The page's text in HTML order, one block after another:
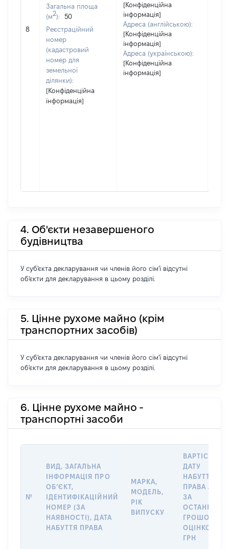
8
Загальна площа
(м2):
50
Реєстраційний
номер
(кадастровий
номер для
земельної
ділянки):
[Конфіденційна
інформація]
[Конфіденційна
інформація]
Адреса (англійською):
[Конфіденційна
інформація]
Адреса (українською):
[Конфіденційна
інформація]
4. Об'єкти незавершеного
будівництва
У суб'єкта декларування чи членів його сім'ї відсутні
об'єкти для декларування в цьому розділі.
5. Цінне рухоме майно (крім
транспортних засобів)
У суб'єкта декларування чи членів його сім'ї відсутні
об'єкти для декларування в цьому розділі.
6. Цінне рухоме майно -
транспортні засоби
№
ВИД, ЗАГАЛЬНА
ІНФОРМАЦІЯ ПРО
ОБʼЄКТ,
ІДЕНТИФІКАЦІЙНИЙ
НОМЕР (ЗА
НАЯВНОСТІ), ДАТА
НАБУТТЯ ПРАВА
МАРКА,
МОДЕЛЬ,
РІК
ВИПУСКУ
ВАРТІСТЬ НА
ДАТУ
НАБУТТЯ
ПРАВА АБО
ЗА
ГРОШОВОЮ
ОЦІНКОЮ,
ГРН